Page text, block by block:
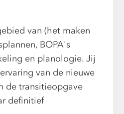
van (het maken
BOPA's
en planologie. Jij
van de nieuwe
de transitieopgave
definitief